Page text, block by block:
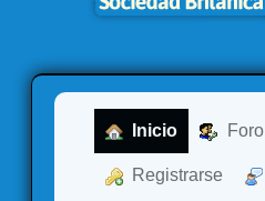
Inicio Foro
Registrarse